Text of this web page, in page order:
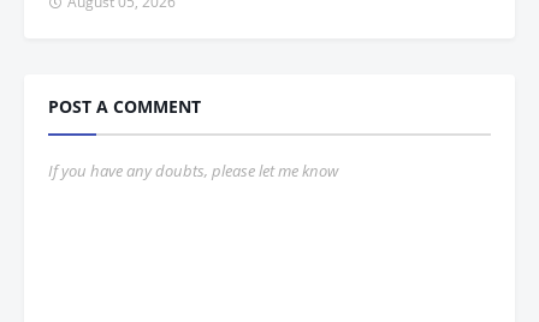
POST A COMMENT
If you have any doubts, please let me know